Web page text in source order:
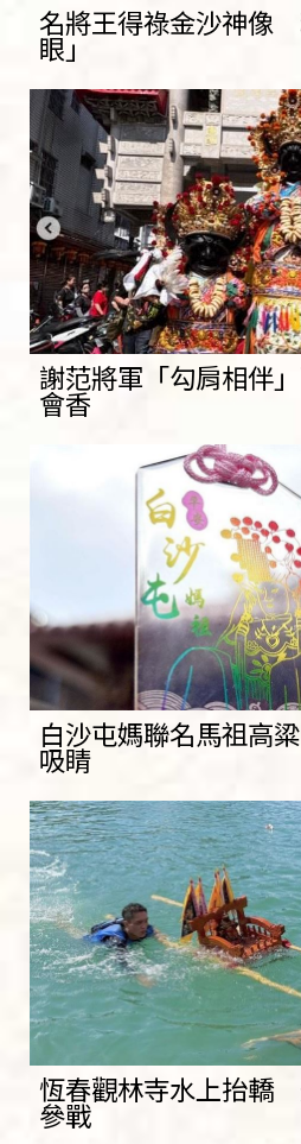
名將王得祿金沙神像
眼」
謝范將軍「勾肩相伴
會香
白沙屯媽聯名馬祖高
吸睛
恆春觀林寺水上抬轎
參戰